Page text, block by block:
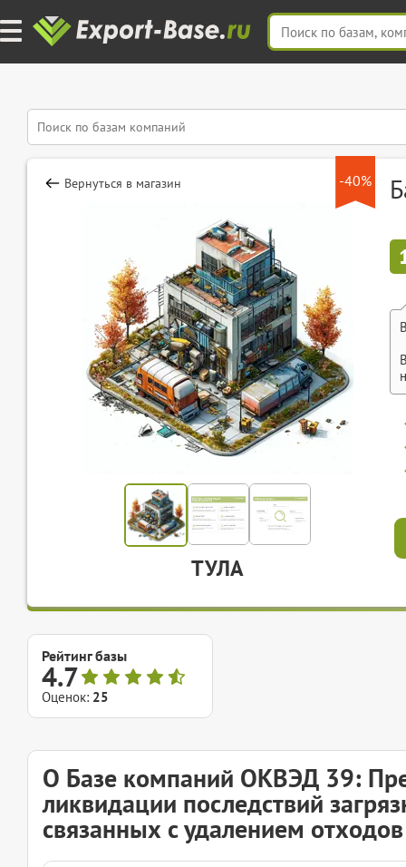
-40%
Вернуться в магазин
ТУЛА
Рейтинг базы
4.7
Оценок: 25
О Базе компаний ОКВЭД 39:
ликвидации последствий
связанных с удалением